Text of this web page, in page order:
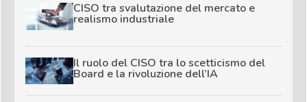
CISO tra svalutazione del mercato e
realismo industriale
Il ruolo del CISO tra lo scetticismo del
Board e la rivoluzione dell’IA